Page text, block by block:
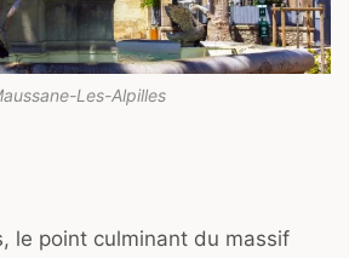
Les-Alpilles
le point culminant du massif